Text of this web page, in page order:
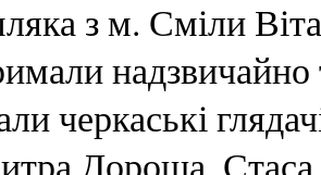
з м. Сміли
надзвичайно
черкаські
Дороша, Стаса